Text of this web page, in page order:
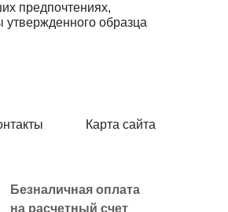
предпочтениях,
образца
Карта сайта
Безналичная оплата
на расчетный счет